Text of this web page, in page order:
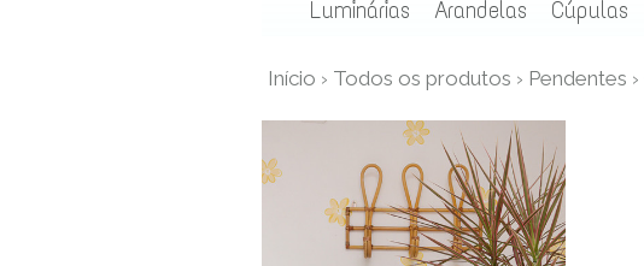
Luminárias Arandelas Cúpulas
Início › Todos os produtos › Pendentes ›